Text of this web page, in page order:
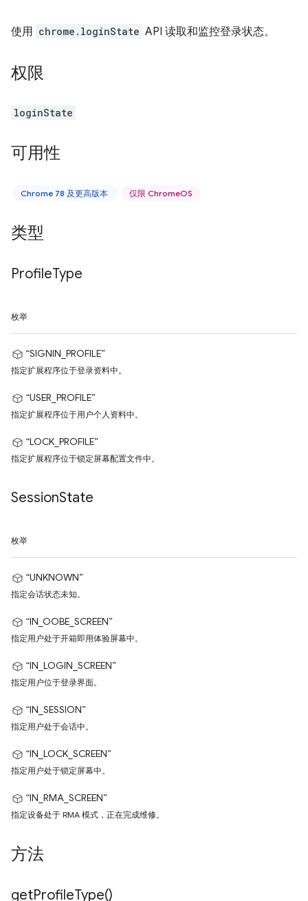
使用 chrome.loginState API 读取和监控登录状态。
权限
loginState
可用性
Chrome 78 及更高版本 仅限 ChromeOS
类型
ProfileType
枚举
“SIGNIN_PROFILE”
指定扩展程序位于登录资料中。
“USER_PROFILE”
指定扩展程序位于用户个人资料中。
“LOCK_PROFILE”
指定扩展程序位于锁定屏幕配置文件中。
SessionState
枚举
“UNKNOWN”
指定会话状态未知。
“IN_OOBE_SCREEN”
指定用户处于开箱即用体验屏幕中。
“IN_LOGIN_SCREEN”
指定用户位于登录界面。
“IN_SESSION”
指定用户处于会话中。
“IN_LOCK_SCREEN”
指定用户处于锁定屏幕中。
“IN_RMA_SCREEN”
指定设备处于 RMA 模式，正在完成维修。
方法
getProfileType()